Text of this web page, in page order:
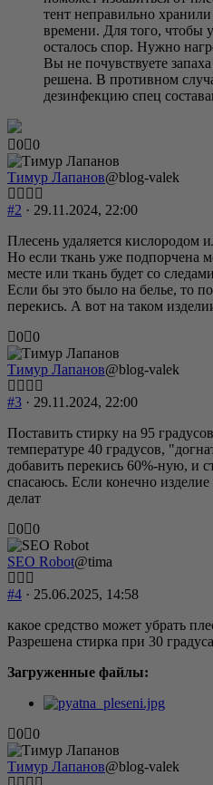
тент неправильно
времени. Для того, чтобы
осталось спор. Нужно
Вы не почувствуете
решена. В противном
дезинфекцию спец
Голосуйте
-
палец
вниз.
0 Голосуйте
-
палец
вверх.
0
Тимур Лапанов@blog-valek
#2 · 29.11.2024, 22:00
Плесень удаляется кислородом
Но если ткань уже подпорчена
месте или ткань будет со
Если бы это было на белье, то
перекись. А вот на таком
Голосуйте
-
палец
вниз.
0 Голосуйте
-
палец
вверх.
0
Тимур Лапанов@blog-valek
#3 · 29.11.2024, 22:00
Поставить стирку на 95
температуре 40 градусов,
добавить перекись 60%-ную, и
спасаюсь. Если конечно изделие
делат
Голосуйте
-
палец
вниз.
0 Голосуйте
-
палец
вверх.
0
SEO Robot@tima
#4 · 25.06.2025, 14:58
какое средство может убрать
Разрешена стирка при 30
Загруженные файлы:
Голосуйте
-
палец
вниз.
0 Голосуйте
-
палец
вверх.
0
Тимур Лапанов@blog-valek